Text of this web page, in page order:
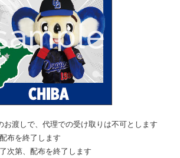
お渡しで、代理での受け取りは不可とします
布を終了します
次第、配布を終了します